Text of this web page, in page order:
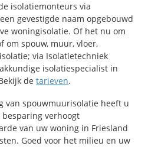
isolatiemonteurs via
gevestigde naam opgebouwd
woningisolatie. Of het nu om
om spouw, muur, vloer,
via Isolatietechniek
isolatiespecialist in
detarieven.
van spouwmuurisolatie heeft u
verhoogt
van uw woning in Friesland
Goed voor het milieu en uw